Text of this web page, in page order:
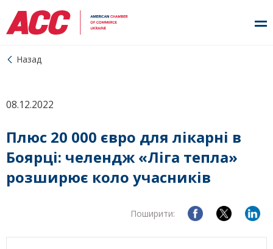
Назад
08.12.2022
Плюс 20 000 євро для лікарні в
Боярці: челендж «Ліга тепла»
розширює коло учасників
Поширити: